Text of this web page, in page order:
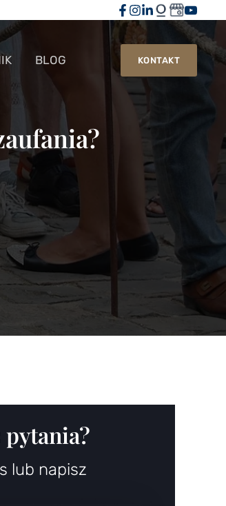
BLOG KONTAKT
lub napisz